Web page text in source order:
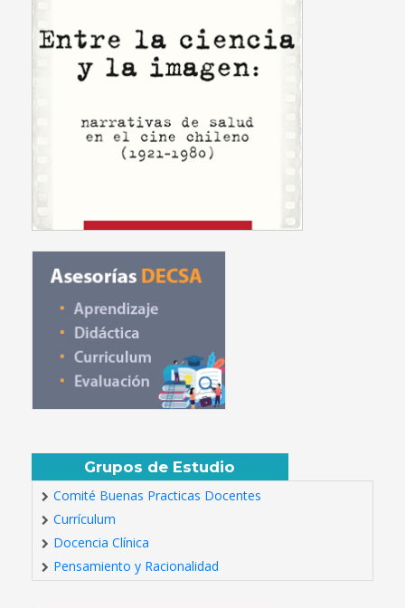
Grupos de Estudio
Comité Buenas Practicas Docentes
Currículum
Docencia Clínica
Pensamiento y Racionalidad